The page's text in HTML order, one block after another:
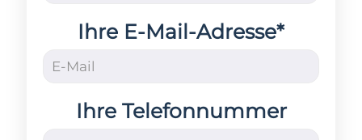
Ihre E-Mail-Adresse*
Ihre Telefonnummer